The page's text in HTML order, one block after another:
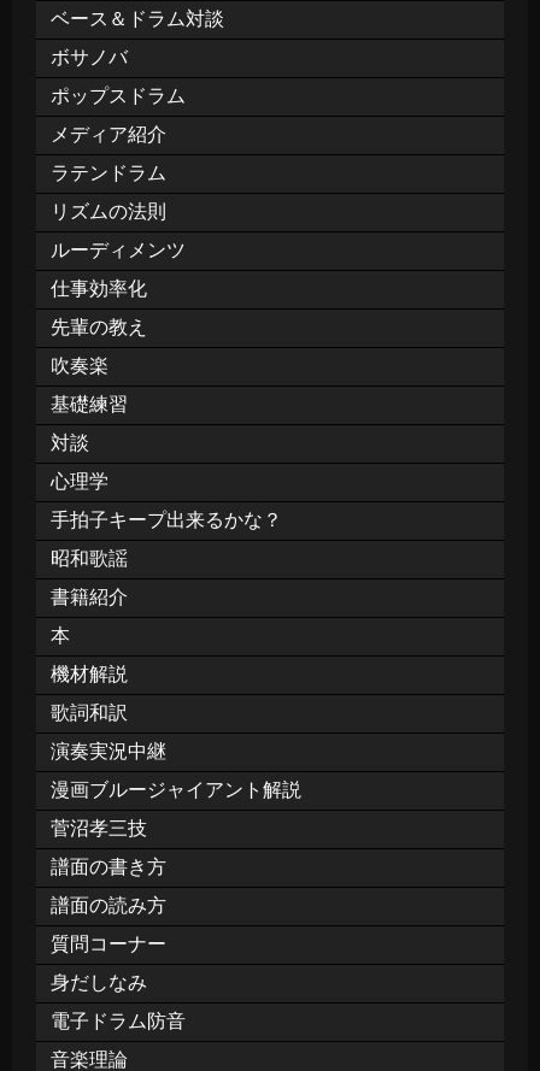
ベース＆ドラム対談
ボサノバ
ポップスドラム
メディア紹介
ラテンドラム
リズムの法則
ルーディメンツ
仕事効率化
先輩の教え
吹奏楽
基礎練習
対談
心理学
手拍子キープ出来るかな？
昭和歌謡
書籍紹介
本
機材解説
歌詞和訳
演奏実況中継
漫画ブルージャイアント解説
菅沼孝三技
譜面の書き方
譜面の読み方
質問コーナー
身だしなみ
電子ドラム防音
音楽理論